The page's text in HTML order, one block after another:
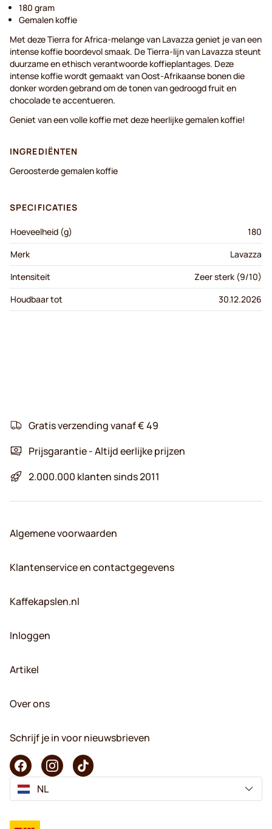
180 gram
Gemalen koffie
Met deze Tierra for Africa-melange van Lavazza geniet je van een
intense koffie boordevol smaak. De Tierra-lijn van Lavazza steunt
duurzame en ethisch verantwoorde koffieplantages. Deze
intense koffie wordt gemaakt van Oost-Afrikaanse bonen die
donker worden gebrand om de tonen van gedroogd fruit en
chocolade te accentueren.
Geniet van een volle koffie met deze heerlijke gemalen koffie!
INGREDIËNTEN
Geroosterde gemalen koffie
SPECIFICATIES
Hoeveelheid (g)
180
Merk
Lavazza
Intensiteit
Zeer sterk (9/10)
Houdbaar tot
30.12.2026
Gratis verzending vanaf € 49
Prijsgarantie - Altijd eerlijke prijzen
2.000.000 klanten sinds 2011
Algemene voorwaarden
Klantenservice en contactgegevens
Kaffekapslen.nl
Inloggen
Artikel
Over ons
Schrijf je in voor nieuwsbrieven
NL